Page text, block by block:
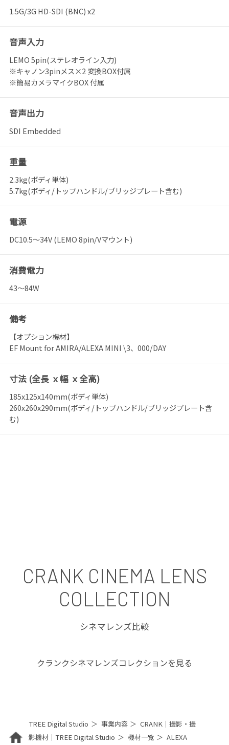
1.5G/3G HD-SDI (BNC) x2
音声入力
LEMO 5pin(ステレオライン入力)
※キャノン3pinメス×2 変換BOX付属
※簡易カメラマイクBOX 付属
音声出力
SDI Embedded
重量
2.3kg(ボディ単体)
5.7kg(ボディ/トップハンドル/ブリッジプレート含む)
電源
DC10.5～34V (LEMO 8pin/Vマウント)
消費電力
43～84W
備考
【オプション機材】
EF Mount for AMIRA/ALEXA MINI \3、000/DAY
寸法 (全長 ｘ幅 ｘ全高)
185x125x140mm(ボディ単体)
260x260x290mm(ボディ/トップハンドル/ブリッジプレート含
む)
CRANK CINEMA LENS
COLLECTION
シネマレンズ比較
クランクシネマレンズコレクションを見る
TREE Digital Studio 事業内容
CRANK｜撮影・撮
影機材｜TREE Digital Studio
機材一覧
ALEXA